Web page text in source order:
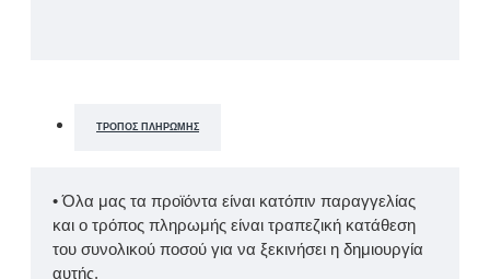
ΤΡΌΠΟΣ ΠΛΗΡΩΜΉΣ
• Όλα μας τα προϊόντα είναι κατόπιν παραγγελίας
και ο τρόπος πληρωμής είναι τραπεζική κατάθεση
του συνολικού ποσού για να ξεκινήσει η δημιουργία
αυτής.